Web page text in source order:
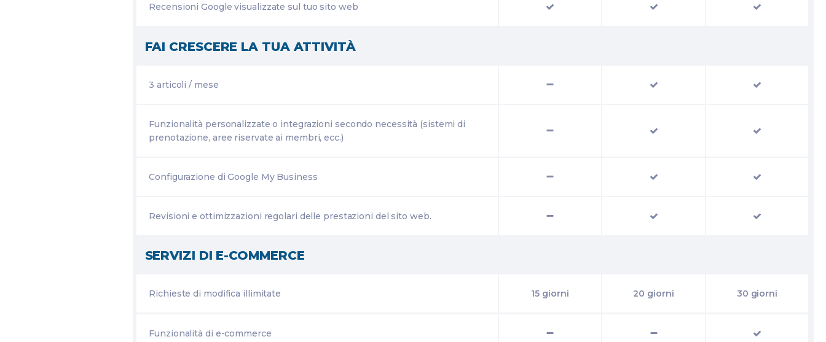
Recensioni Google visualizzate sul tuo sito web
FAI CRESCERE LA TUA ATTIVITÀ
3 articoli / mese
Funzionalità personalizzate o integrazioni secondo necessità (sistemi di
prenotazione, aree riservate ai membri, ecc.)
Configurazione di Google My Business
Revisioni e ottimizzazioni regolari delle prestazioni del sito web.
SERVIZI DI E-COMMERCE
Richieste di modifica illimitate 15 giorni 20 giorni 30 giorni
Funzionalità di e-commerce